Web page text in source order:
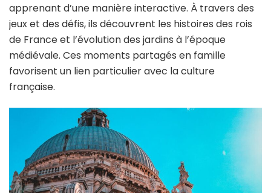
apprenant d’une manière interactive. À travers des
jeux et des défis, ils découvrent les histoires des rois
de France et l’évolution des jardins à l’époque
médiévale. Ces moments partagés en famille
favorisent un lien particulier avec la culture
française.